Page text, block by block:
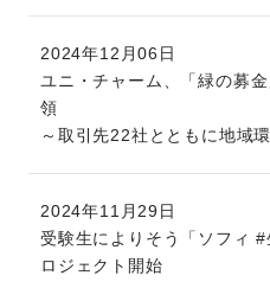
2024年12月06日
ユニ・チャーム、「緑の募
領
～取引先22社とともに地域
2024年11月29日
受験生によりそう「ソフィ
ロジェクト開始